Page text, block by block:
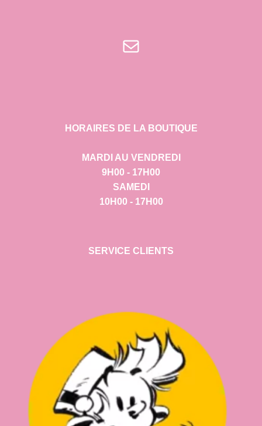
E-mail
HORAIRES DE LA BOUTIQUE
MARDI AU VENDREDI
9H00 - 17H00
SAMEDI
10H00 - 17H00
SERVICE CLIENTS